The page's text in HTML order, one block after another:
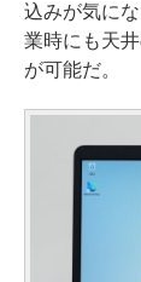
込みが気に
業時にも天
が可能だ。